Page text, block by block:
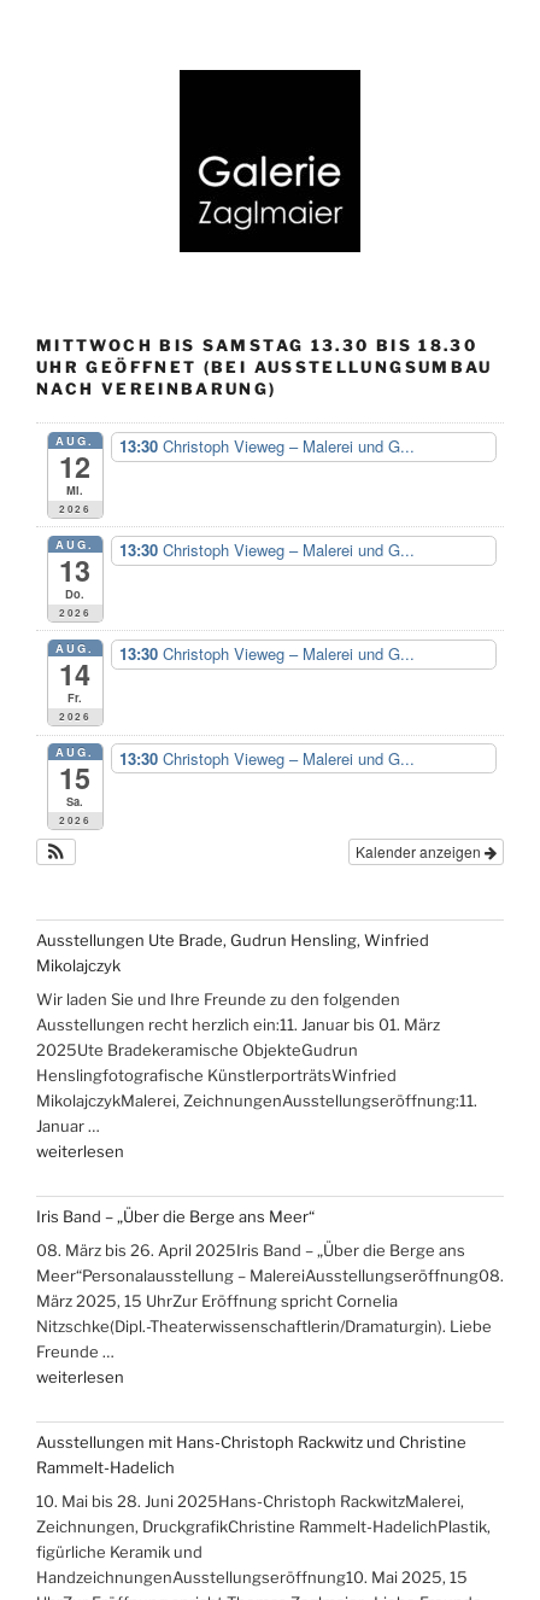
MITTWOCH BIS SAMSTAG 13.30 BIS 18.30
UHR GEÖFFNET (BEI AUSSTELLUNGSUMBAU
NACH VEREINBARUNG)
AUG.
12
Mi.
2026
13:30 Christoph Vieweg – Malerei und G...
AUG.
13
Do.
2026
13:30 Christoph Vieweg – Malerei und G...
AUG.
14
Fr.
2026
13:30 Christoph Vieweg – Malerei und G...
AUG.
15
Sa.
2026
13:30 Christoph Vieweg – Malerei und G...
Kalender anzeigen
Ausstellungen Ute Brade, Gudrun Hensling, Winfried
Mikolajczyk
Wir laden Sie und Ihre Freunde zu den folgenden
Ausstellungen recht herzlich ein:11. Januar bis 01. März
2025Ute Bradekeramische ObjekteGudrun
Henslingfotografische KünstlerporträtsWinfried
MikolajczykMalerei, ZeichnungenAusstellungseröffnung:11.
Januar …
„Ausstellungen
Brade,
Gudrun
Hensling,
Winfried
Mikolajczyk“
weiterlesen
Iris Band – „Über die Berge ans Meer“
08. März bis 26. April 2025Iris Band – „Über die Berge ans
Meer“Personalausstellung – MalereiAusstellungseröffnung08.
März 2025, 15 UhrZur Eröffnung spricht Cornelia
Nitzschke(Dipl.-Theaterwissenschaftlerin/Dramaturgin). Liebe
Freunde …
„Iris
–
„Über
die
Berge
ans
Meer““
weiterlesen
Ausstellungen mit Hans-Christoph Rackwitz und Christine
Rammelt-Hadelich
10. Mai bis 28. Juni 2025Hans-Christoph RackwitzMalerei,
Zeichnungen, DruckgrafikChristine Rammelt-HadelichPlastik,
figürliche Keramik und
HandzeichnungenAusstellungseröffnung10. Mai 2025, 15